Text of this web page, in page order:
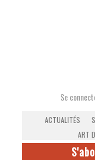
Se
ACTUALITÉS
ART